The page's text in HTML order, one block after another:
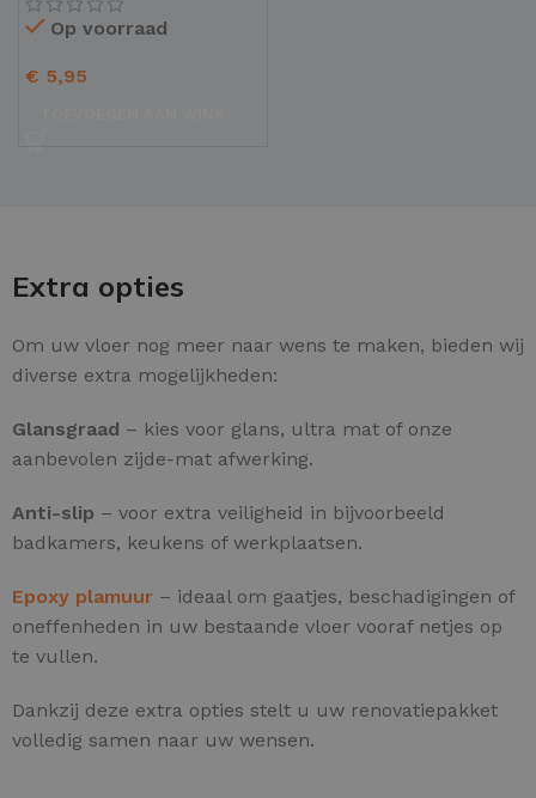
Op voorraad
€ 5,95
Extra opties
Om uw vloer nog meer naar wens te maken, bieden wij
diverse extra mogelijkheden:
Glansgraad – kies voor glans, ultra mat of onze
aanbevolen zijde-mat afwerking.
Anti-slip – voor extra veiligheid in bijvoorbeeld
badkamers, keukens of werkplaatsen.
Epoxy plamuur – ideaal om gaatjes, beschadigingen of
oneffenheden in uw bestaande vloer vooraf netjes op
te vullen.
Dankzij deze extra opties stelt u uw renovatiepakket
volledig samen naar uw wensen.